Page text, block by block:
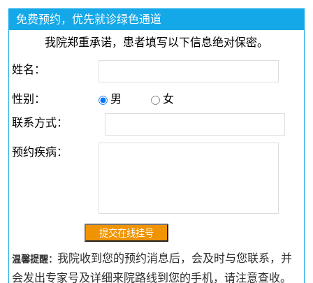
免费预约，优先就诊绿色通道
我院郑重承诺，患者填写以下信息绝对保密。
姓名：
性别： 男
女
联系方式：
预约疾病：
温馨提醒：我院收到您的预约消息后，会及时与您联系，并
会发出专家号及详细来院路线到您的手机，请注意查收。